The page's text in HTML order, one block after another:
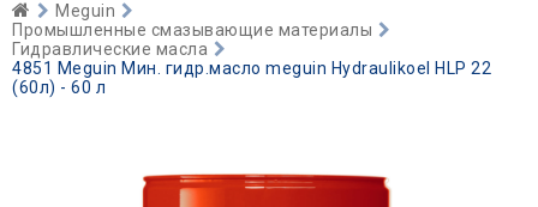
Meguin
Промышленные смазывающие материалы
Гидравлические масла
4851 Meguin Мин. гидр.масло meguin Hydraulikoel HLP 22
(60л) - 60 л